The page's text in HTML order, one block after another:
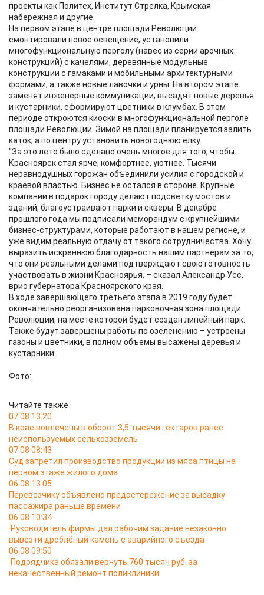
проекты как Политех, Институт Стрелка, Крымская
набережная и другие.
На первом этапе в центре площади Революции
смонтировали новое освещение, установили
многофункциональную перголу (навес из серии арочных
конструкций) с качелями, деревянные модульные
конструкции с гамаками и мобильными архитектурными
формами, а также новые лавочки и урны. На втором этапе
заменят инженерные коммуникации, высадят новые деревья
и кустарники, сформируют цветники в клумбах. В этом
периоде откроются киоски в многофункциональной перголе
площади Революции. Зимой на площади планируется залить
каток, а по центру установить новогоднюю ёлку.
"За это лето было сделано очень многое для того, чтобы
Красноярск стал ярче, комфортнее, уютнее. Тысячи
неравнодушных горожан объединили усилия с городской и
краевой властью. Бизнес не остался в стороне. Крупные
компании в подарок городу делают подсветку мостов и
зданий, благоустраивают парки и скверы. В декабре
прошлого года мы подписали меморандум с крупнейшими
бизнес-структурами, которые работают в нашем регионе, и
уже видим реальную отдачу от такого сотрудничества. Хочу
выразить искреннюю благодарность нашим партнерам за то,
что они реальными делами подтверждают свою готовность
участвовать в жизни Красноярья, – сказал Александр Усс,
врио губернатора Красноярского края.
В ходе завершающего третьего этапа в 2019 году будет
окончательно реорганизована парковочная зона площади
Революции, на месте которой будет создан линейный парк.
Также будут завершены работы по озеленению – устроены
газоны и цветники, в полном объемы высажены деревья и
кустарники.
Фото:
Читайте также
07.08 13:20
В крае вовлечены в оборот 3,5 тысячи гектаров ранее
неиспользуемых сельхозземель
07.08 08:43
Суд запретил производство продукции из мяса птицы на
первом этаже жилого дома
06.08 13:05
Перевозчику объявлено предостережение за высадку
пассажира раньше времени
06.08 10:34
Руководитель фирмы дал рабочим задание незаконно
вывезти дроблёный камень с аварийного съезда
06.08 09:50
Подрядчика обязали вернуть 760 тысяч руб. за
некачественный ремонт поликлиники